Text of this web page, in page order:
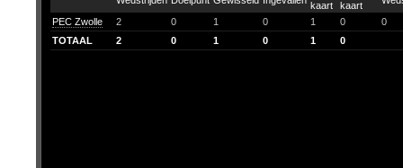
PEC Zwolle 2 0 1 0 1 0
0
TOTAAL
2 0 1 0 1 0